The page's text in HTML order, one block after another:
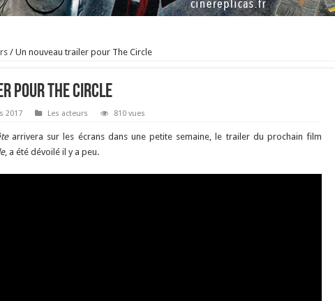
/ Un nouveau trailer pour The Circle
pour The Circle
2017 Les acteurs 810 vues
arrivera sur les écrans dans une petite semaine, le trailer du prochain film
, a été dévoilé il y a peu.